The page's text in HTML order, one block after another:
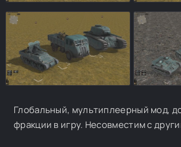
Глобальный, мультиплеерный мод,
фракции в игру. Несовместим с